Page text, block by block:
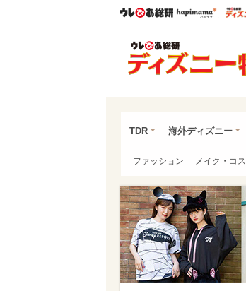
ウレぴあ総研
ハピ
TDR 海外ディズニー
ファッション メイク・コ